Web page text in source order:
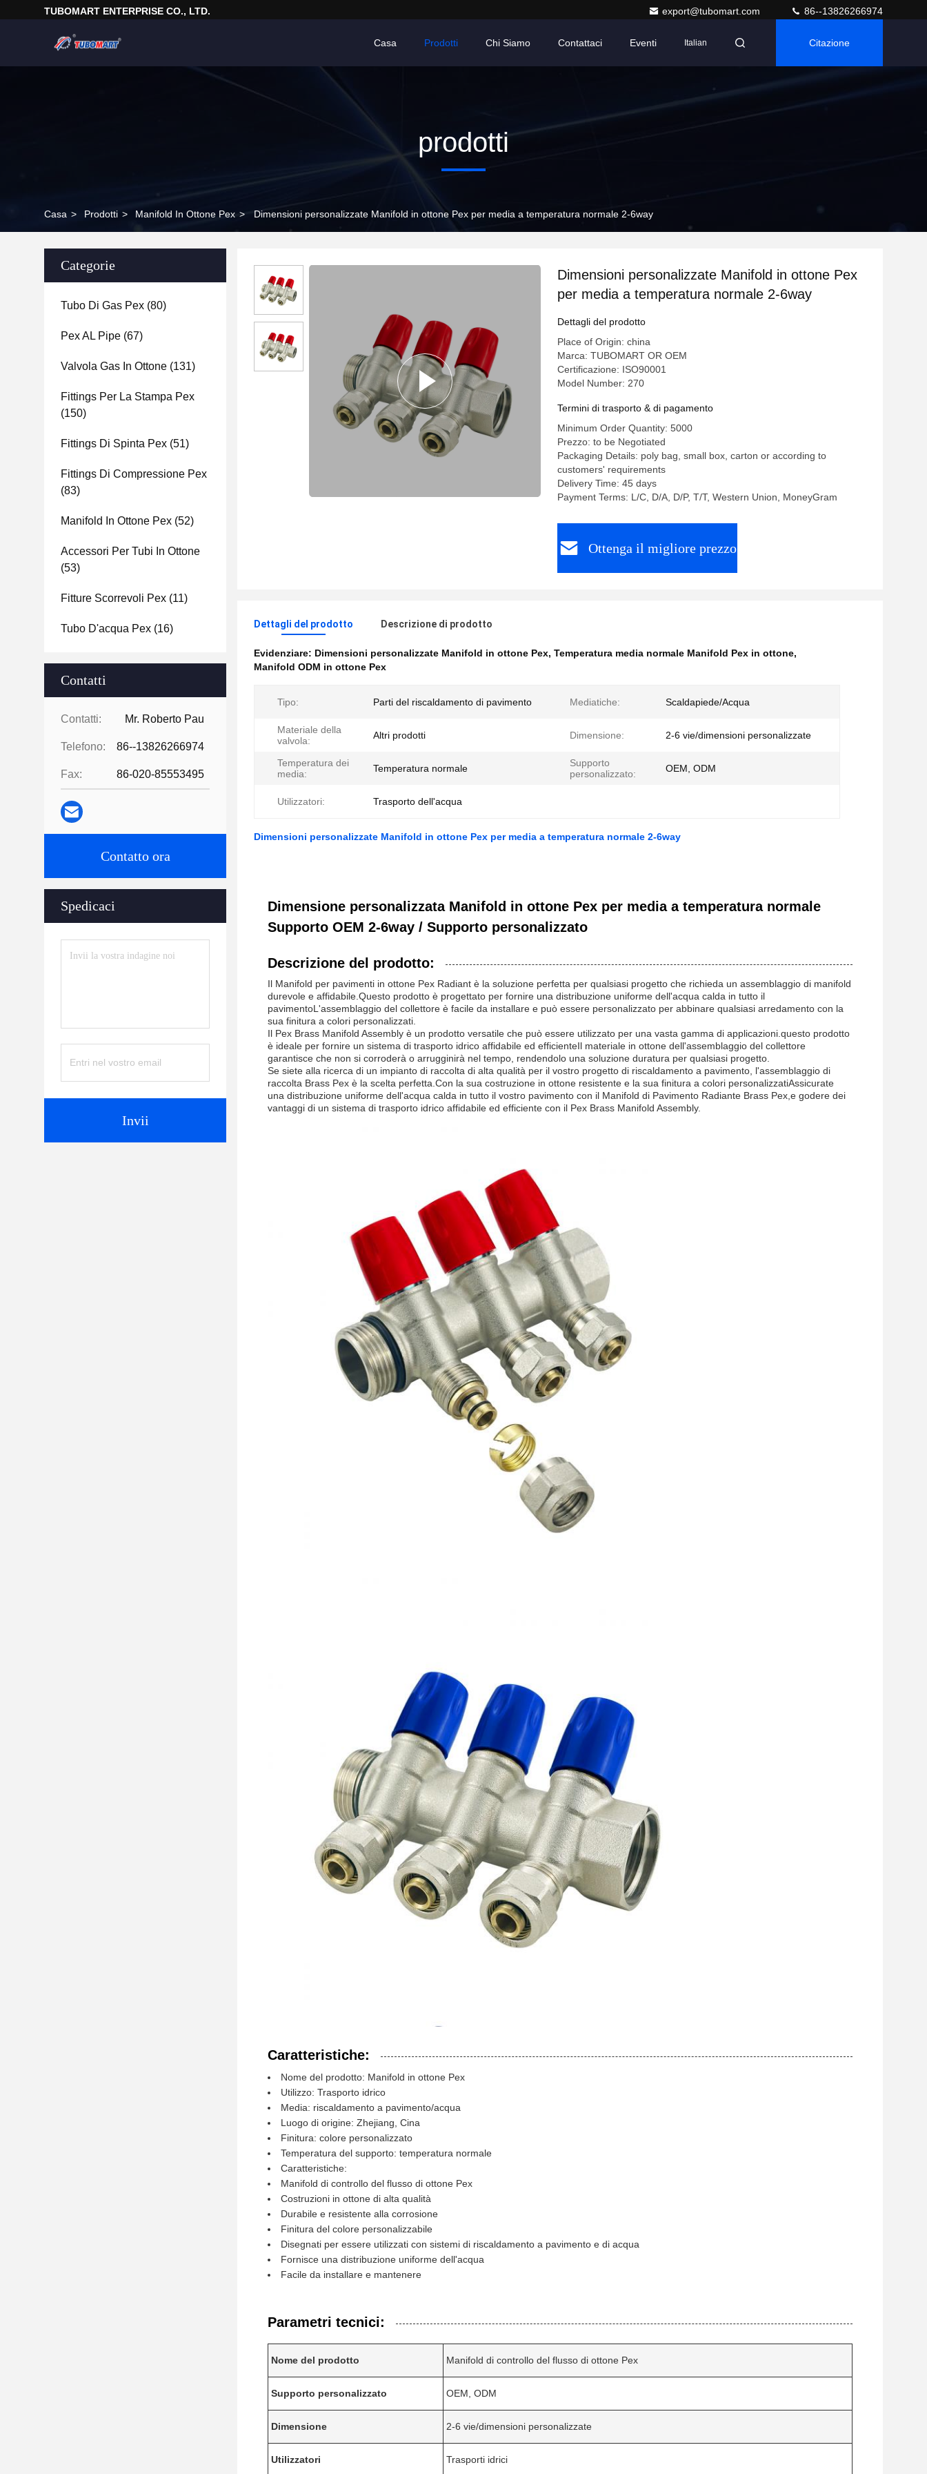
TUBOMART ENTERPRISE CO., LTD. export@tubomart.com 86--13826266974
Casa Prodotti Chi Siamo Contattaci Eventi Italian Citazione
prodotti
Casa > Prodotti > Manifold In Ottone Pex > Dimensioni personalizzate Manifold in ottone Pex per media a temperatura normale 2-6way
Categorie
Tubo Di Gas Pex (80)
Pex AL Pipe (67)
Valvola Gas In Ottone (131)
Fittings Per La Stampa Pex
(150)
Fittings Di Spinta Pex (51)
Fittings Di Compressione Pex
(83)
Manifold In Ottone Pex (52)
Accessori Per Tubi In Ottone
(53)
Fitture Scorrevoli Pex (11)
Tubo D'acqua Pex (16)
Contatti
Contatti: Mr. Roberto Pau
Telefono: 86--13826266974
Fax: 86-020-85553495
Contatto ora
Spedicaci
Invii
Dimensioni personalizzate Manifold in ottone Pex
per media a temperatura normale 2-6way
Dettagli del prodotto
Place of Origin: china
Marca: TUBOMART OR OEM
Certificazione: ISO90001
Model Number: 270
Termini di trasporto & di pagamento
Minimum Order Quantity: 5000
Prezzo: to be Negotiated
Packaging Details: poly bag, small box, carton or according to
customers' requirements
Delivery Time: 45 days
Payment Terms: L/C, D/A, D/P, T/T, Western Union, MoneyGram
Ottenga il migliore prezzo
Dettagli del prodotto Descrizione di prodotto
Evidenziare: Dimensioni personalizzate Manifold in ottone Pex, Temperatura media normale Manifold Pex in ottone,
Manifold ODM in ottone Pex
Tipo: Parti del riscaldamento di pavimento Mediatiche: Scaldapiede/Acqua
Materiale della
valvola:
Altri prodotti Dimensione: 2-6 vie/dimensioni personalizzate
Temperatura dei
media:
Temperatura normale
Supporto
personalizzato:
OEM, ODM
Utilizzatori: Trasporto dell'acqua
Dimensioni personalizzate Manifold in ottone Pex per media a temperatura normale 2-6way
Dimensione personalizzata Manifold in ottone Pex per media a temperatura normale
Supporto OEM 2-6way / Supporto personalizzato
Descrizione del prodotto:
Il Manifold per pavimenti in ottone Pex Radiant è la soluzione perfetta per qualsiasi progetto che richieda un assemblaggio di manifold
durevole e affidabile.Questo prodotto è progettato per fornire una distribuzione uniforme dell'acqua calda in tutto il
pavimentoL'assemblaggio del collettore è facile da installare e può essere personalizzato per abbinare qualsiasi arredamento con la
sua finitura a colori personalizzati.
Il Pex Brass Manifold Assembly è un prodotto versatile che può essere utilizzato per una vasta gamma di applicazioni.questo prodotto
è ideale per fornire un sistema di trasporto idrico affidabile ed efficienteIl materiale in ottone dell'assemblaggio del collettore
garantisce che non si corroderà o arrugginirà nel tempo, rendendolo una soluzione duratura per qualsiasi progetto.
Se siete alla ricerca di un impianto di raccolta di alta qualità per il vostro progetto di riscaldamento a pavimento, l'assemblaggio di
raccolta Brass Pex è la scelta perfetta.Con la sua costruzione in ottone resistente e la sua finitura a colori personalizzatiAssicurate
una distribuzione uniforme dell'acqua calda in tutto il vostro pavimento con il Manifold di Pavimento Radiante Brass Pex,e godere dei
vantaggi di un sistema di trasporto idrico affidabile ed efficiente con il Pex Brass Manifold Assembly.
Caratteristiche:
Nome del prodotto: Manifold in ottone Pex
Utilizzo: Trasporto idrico
Media: riscaldamento a pavimento/acqua
Luogo di origine: Zhejiang, Cina
Finitura: colore personalizzato
Temperatura del supporto: temperatura normale
Caratteristiche:
Manifold di controllo del flusso di ottone Pex
Costruzioni in ottone di alta qualità
Durabile e resistente alla corrosione
Finitura del colore personalizzabile
Disegnati per essere utilizzati con sistemi di riscaldamento a pavimento e di acqua
Fornisce una distribuzione uniforme dell'acqua
Facile da installare e mantenere
Parametri tecnici:
Nome del prodotto Manifold di controllo del flusso di ottone Pex
Supporto personalizzato OEM, ODM
Dimensione 2-6 vie/dimensioni personalizzate
Utilizzatori Trasporti idrici